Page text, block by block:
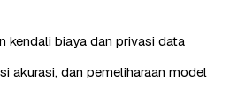
kendali biaya dan privasi data
akurasi, dan pemeliharaan model